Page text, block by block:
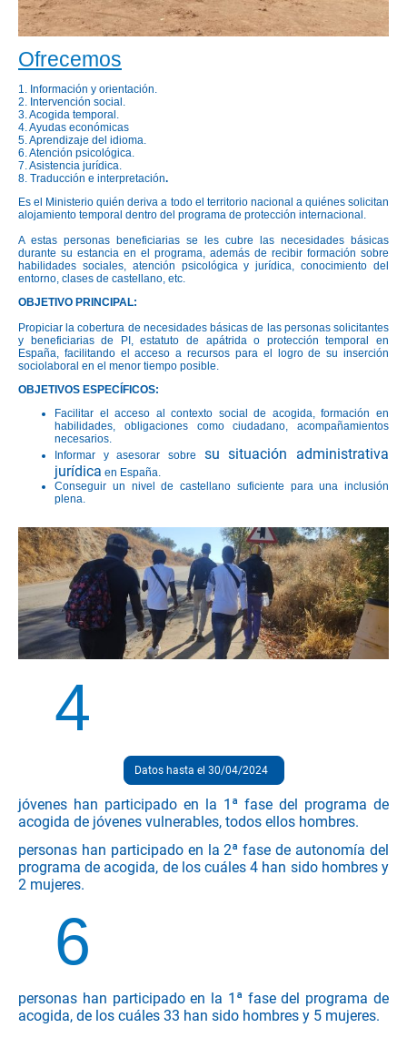
Ofrecemos
1. Información y orientación.
2. Intervención social.
3. Acogida temporal.
4. Ayudas económicas
5. Aprendizaje del idioma.
6. Atención psicológica.
7. Asistencia jurídica.
8. Traducción e interpretación.
Es el Ministerio quién deriva a todo el territorio nacional a quiénes solicitan
alojamiento temporal dentro del programa de protección internacional.
A estas personas beneficiarias se les cubre las necesidades básicas
durante su estancia en el programa, además de recibir formación sobre
habilidades sociales, atención psicológica y jurídica, conocimiento del
entorno, clases de castellano, etc.
OBJETIVO PRINCIPAL:
Propiciar la cobertura de necesidades básicas de las personas solicitantes
y beneficiarias de PI, estatuto de apátrida o protección temporal en
España, facilitando el acceso a recursos para el logro de su inserción
sociolaboral en el menor tiempo posible.
OBJETIVOS ESPECÍFICOS:
Facilitar el acceso al contexto social de acogida, formación en
habilidades, obligaciones como ciudadano, acompañamientos
necesarios.
Informar y asesorar sobre su situación administrativa
jurídica en España.
Conseguir un nivel de castellano suficiente para una inclusión
plena.
4
Datos hasta el 30/04/2024
jóvenes han participado en la 1ª fase del programa de
acogida de jóvenes vulnerables, todos ellos hombres.
personas han participado en la 2ª fase de autonomía del
programa de acogida, de los cuáles 4 han sido hombres y
2 mujeres.
6
personas han participado en la 1ª fase del programa de
acogida, de los cuáles 33 han sido hombres y 5 mujeres.